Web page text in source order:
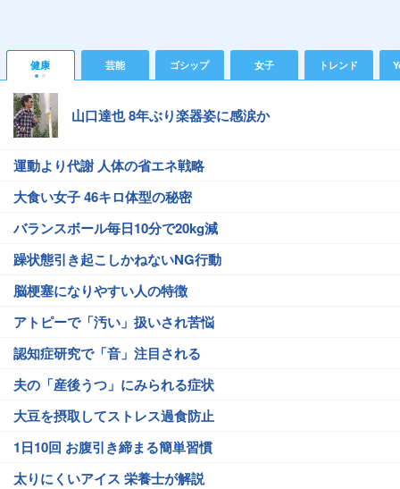
健康 芸能 ゴシップ 女子 トレンド
山口達也 8年ぶり楽器姿に感涙か
運動より代謝 人体の省エネ戦略
大食い女子 46キロ体型の秘密
バランスボール毎日10分で20kg減
躁状態引き起こしかねないNG行動
脳梗塞になりやすい人の特徴
アトピーで「汚い」扱いされ苦悩
認知症研究で「音」注目される
夫の「産後うつ」にみられる症状
大豆を摂取してストレス過食防止
1日10回 お腹引き締まる簡単習慣
太りにくいアイス 栄養士が解説